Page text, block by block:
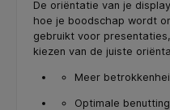
De oriëntatie van je
hoe je boodschap wordt
gebruikt voor
kiezen van de juiste
Meer
Optimale